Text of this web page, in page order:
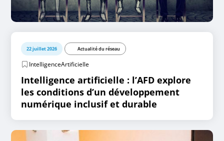
22 juillet 2026 Actualité du réseau
IntelligenceArtificielle
Intelligence artificielle : l’AFD explore
les conditions d’un développement
numérique inclusif et durable